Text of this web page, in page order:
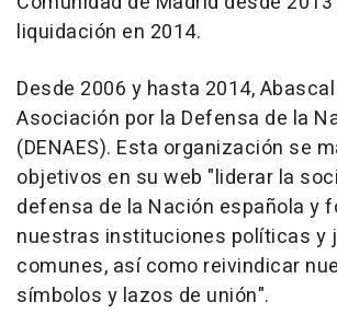
liquidación en 2014.
Desde 2006 y hasta 2014,
Asociación por la Defensa de la
(DENAES). Esta organización se
objetivos en su web "liderar la
defensa de la Nación española y
nuestras instituciones políticas y
comunes, así como reivindicar
símbolos y lazos de unión".